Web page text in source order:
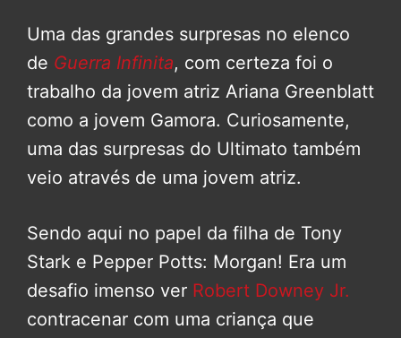
Uma das grandes surpresas no elenco
de Guerra Infinita, com certeza foi o
trabalho da jovem atriz Ariana Greenblatt
como a jovem Gamora. Curiosamente,
uma das surpresas do Ultimato também
veio através de uma jovem atriz.
Sendo aqui no papel da filha de Tony
Stark e Pepper Potts: Morgan! Era um
desafio imenso ver Robert Downey Jr.
contracenar com uma criança que